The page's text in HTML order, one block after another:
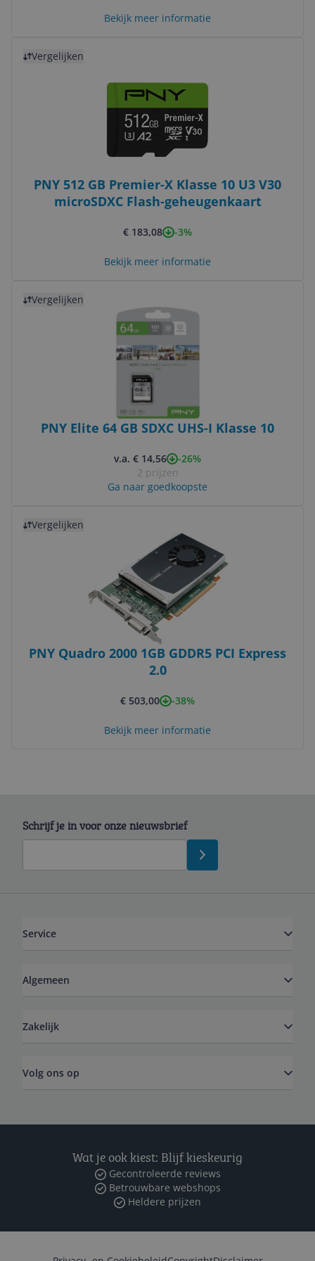
Bekijk meer informatie
Vergelijken
PNY 512 GB Premier-X Klasse 10 U3 V30
microSDXC Flash-geheugenkaart
€ 183,08 -3%
Bekijk meer informatie
Vergelijken
PNY Elite 64 GB SDXC UHS-I Klasse 10
v.a. € 14,56
-26%
2 prijzen
Ga naar goedkoopste
Vergelijken
PNY Quadro 2000 1GB GDDR5 PCI Express
2.0
€ 503,00 -38%
Bekijk meer informatie
Schrijf je in voor onze nieuwsbrief
Service
Algemeen
Zakelijk
Volg ons op
Wat je ook kiest: Blijf kieskeurig
Gecontroleerde reviews
Betrouwbare webshops
Heldere prijzen